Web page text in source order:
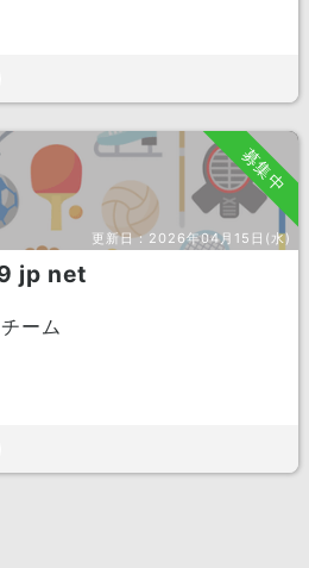
募集中
更新日： 2026年04月15日(水)
jp net
ーム